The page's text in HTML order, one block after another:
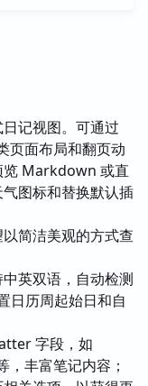
记视图。可通过
页面布局和翻页动
览 Markdown 或直
图标和替换默认插
简洁美观的方式查
英双语，自动检测
日历周起始日和自
字段，如
，丰富笔记内容；